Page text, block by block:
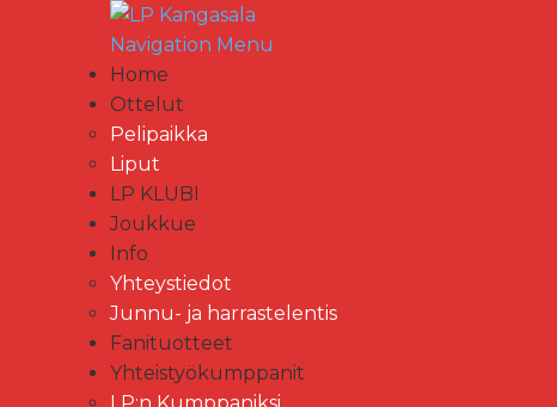
Navigation Menu
Home
Ottelut
Pelipaikka
Liput
LP KLUBI
Joukkue
Info
Yhteystiedot
Junnu- ja harrastelentis
Fanituotteet
Yhteistyökumppanit